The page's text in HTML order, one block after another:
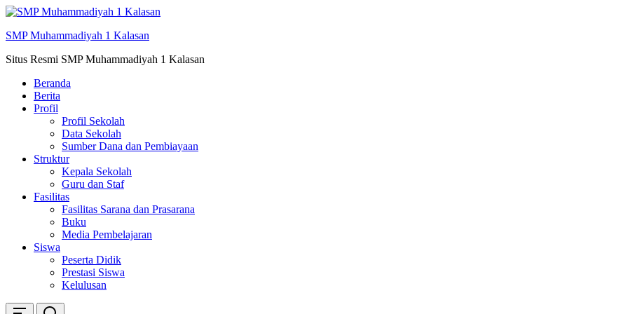
Skip
konten
SMP Muhammadiyah 1 Kalasan
Situs Resmi SMP Muhammadiyah 1 Kalasan
Beranda
Berita
Profil
Profil Sekolah
Data Sekolah
Sumber Dana dan Pembiayaan
Struktur
Kepala Sekolah
Guru dan Staf
Fasilitas
Fasilitas Sarana dan Prasarana
Buku
Media Pembelajaran
Siswa
Peserta Didik
Prestasi Siswa
Kelulusan